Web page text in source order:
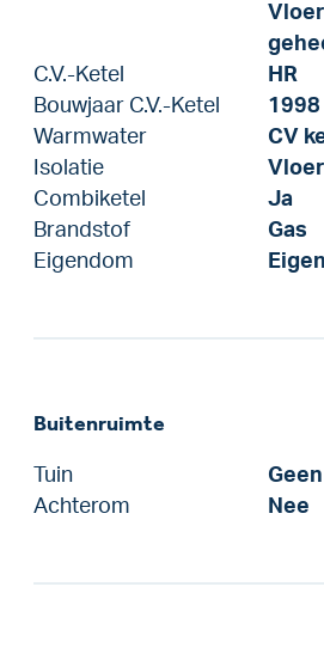
C.V.-Ketel
HR
Bouwjaar C.V.-Ketel
1998
Warmwater
CV
Isolatie
Combiketel
Ja
Brandstof
Gas
Eigendom
Buitenruimte
Tuin
Achterom
Nee